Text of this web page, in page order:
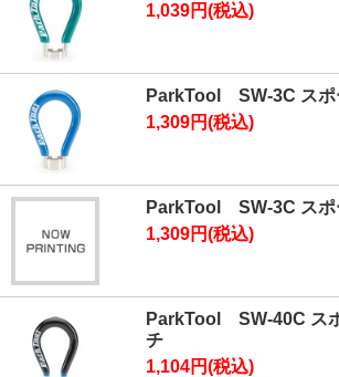
1,039円(税込)
ParkTool SW-3C スポ
1,309円(税込)
ParkTool SW-3C スポ
1,309円(税込)
ParkTool SW-40C ス
チ
1,104円(税込)